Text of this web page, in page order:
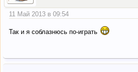
11 Май 2013 в 09:54
Так и я соблазнюсь по-играть